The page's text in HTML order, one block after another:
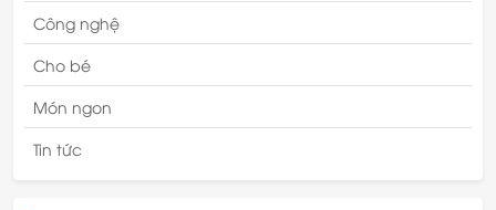
Công nghệ
Cho bé
Món ngon
Tin tức